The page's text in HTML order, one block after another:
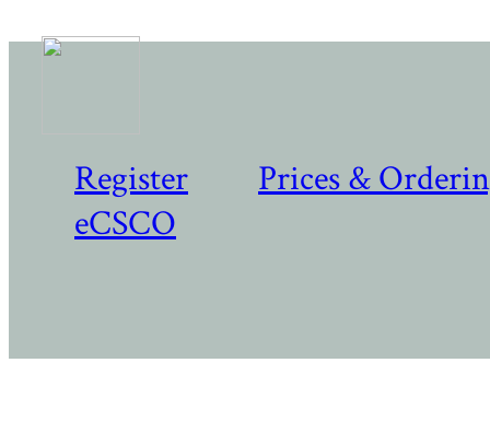
Register
Prices &
eCSCO